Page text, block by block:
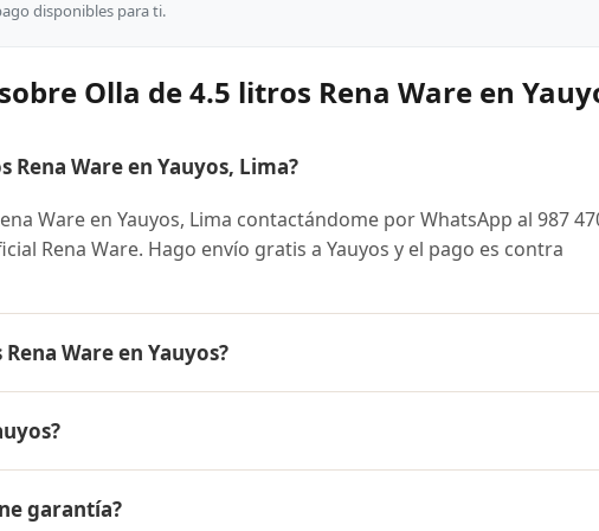
disponibles para ti.
Olla de 4.5 litros Rena Ware en
Ware en Yauyos, Lima?
Ware en Yauyos, Lima contactándome por WhatsApp al 987
Rena Ware. Hago envío gratis a Yauyos y el pago es contra
Ware en Yauyos?
disponibles y facilidades de pago en cuotas desde el 10% de
garantía?